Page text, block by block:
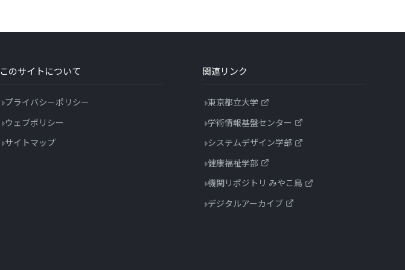
このサイトについて
プライバシーポリシー
ウェブポリシー
サイトマップ
関連リンク
東京都立大学
学術情報基盤センター
システムデザイン学部
健康福祉学部
機関リポジトリ みやこ鳥
デジタルアーカイブ